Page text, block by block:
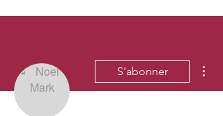
S'abonner